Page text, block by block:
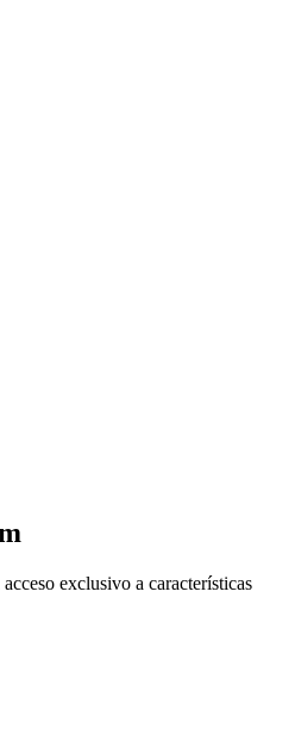
exclusivo a características